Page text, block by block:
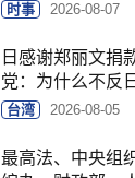
时事 2026-08-07
日感谢郑丽文捐
党：为什么不反
台湾 2026-08-05
最高法、中央组